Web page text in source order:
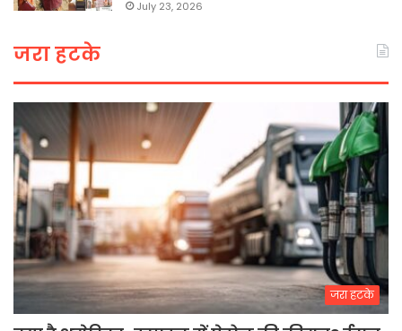
July 23, 2026
जरा हटके
जरा हटके